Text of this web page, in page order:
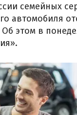
семейных
автомобиля
этом в